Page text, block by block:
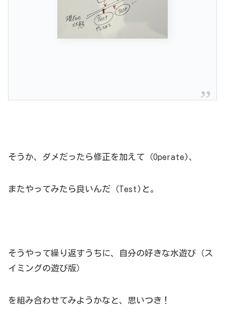
そうか、ダメだったら修正を加えて（Operate)、
またやってみたら良いんだ（Test)と。
そうやって繰り返すうちに、自分の好きな水遊び（ス
イミングの遊び版）
を組み合わせてみようかなと、思いつき！